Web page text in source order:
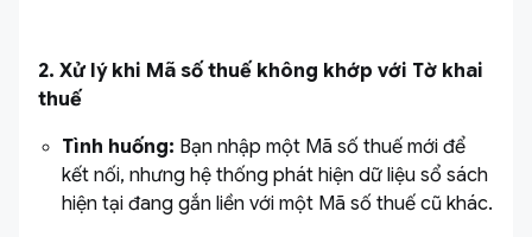
2. Xử lý khi Mã số thuế không khớp với Tờ khai
thuế
Tình huống: Bạn nhập một Mã số thuế mới để
kết nối, nhưng hệ thống phát hiện dữ liệu sổ sách
hiện tại đang gắn liền với một Mã số thuế cũ khác.